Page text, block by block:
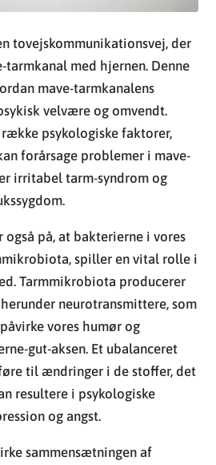
tovejskommunikationsvej, der
tarmkanal med hjernen. Denne
mave-tarmkanalens
velvære og omvendt.
række psykologiske faktorer,
forårsage problemer i mave-
irritabel tarm-syndrom og
også på, at bakterierne i vores
spiller en vital rolle i
Tarmmikrobiota producerer
neurotransmittere, som
vores humør og
gut-aksen. Et ubalanceret
til ændringer i de stoffer, det
resultere i psykologiske
og angst.
sammensætningen af